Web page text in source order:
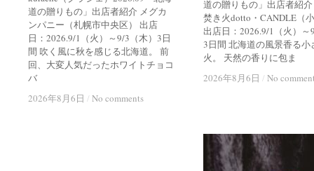
道の贈りもの」出店者紹
焚き火dotto・CANDLE（
出店日：2026.9/1（火）～
3日間 北海道の風景香る小
火。 天然の香りに包ま
2026年8月6日 / No
2026年8月6日 / No
道の贈りもの」出店者紹介 メグカ
ンパニー（札幌市中央区） 出店
日：2026.9/1（火）～9/3（木）3日
間 吹く風に秋を感じる北海道。 前
回、大変人気だったホワイトチョコ
バ
2026年8月6日 / No comments
2026年8月6日 / No comments